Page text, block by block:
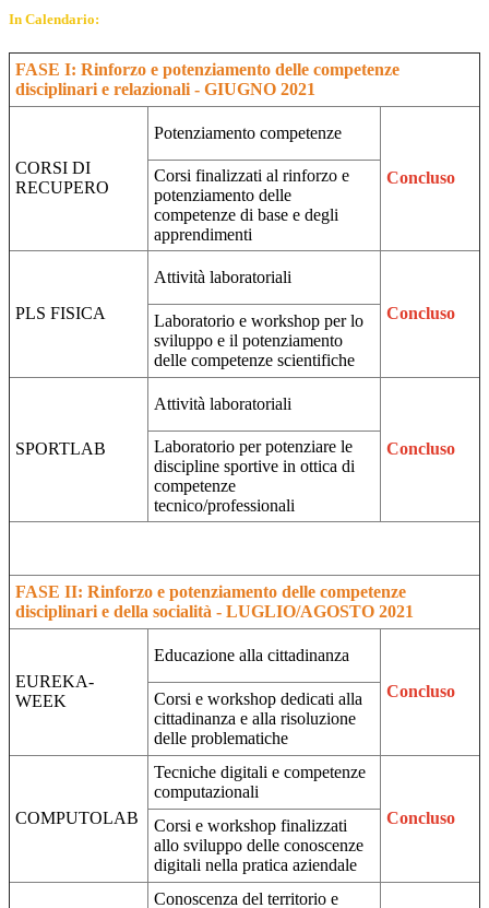
In Calendario:
FASE I: Rinforzo e potenziamento delle competenze
disciplinari e relazionali - GIUGNO 2021
CORSI DI
RECUPERO
Potenziamento competenze
Concluso
Corsi finalizzati al rinforzo e
potenziamento delle
competenze di base e degli
apprendimenti
PLS FISICA
Attività laboratoriali
Concluso
Laboratorio e workshop per lo
sviluppo e il potenziamento
delle competenze scientifiche
SPORTLAB
Attività laboratoriali
Concluso
Laboratorio per potenziare le
discipline sportive in ottica di
competenze
tecnico/professionali
FASE II: Rinforzo e potenziamento delle competenze
disciplinari e della socialità - LUGLIO/AGOSTO 2021
EUREKA-
WEEK
Educazione alla cittadinanza
Concluso
Corsi e workshop dedicati alla
cittadinanza e alla risoluzione
delle problematiche
COMPUTOLAB
Tecniche digitali e competenze
computazionali
Concluso
Corsi e workshop finalizzati
allo sviluppo delle conoscenze
digitali nella pratica aziendale
Conoscenza del territorio e